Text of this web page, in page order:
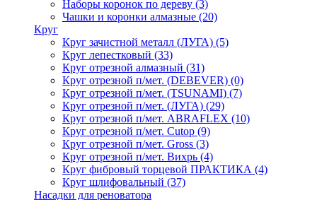
Наборы коронок по дереву (3)
Чашки и коронки алмазные (20)
Круг
Круг зачистной металл (ЛУГА) (5)
Круг лепестковый (33)
Круг отрезной алмазный (31)
Круг отрезной п/мет. (DEBEVER) (0)
Круг отрезной п/мет. (TSUNAMI) (7)
Круг отрезной п/мет. (ЛУГА) (29)
Круг отрезной п/мет. ABRAFLEX (10)
Круг отрезной п/мет. Cutop (9)
Круг отрезной п/мет. Gross (3)
Круг отрезной п/мет. Вихрь (4)
Круг фибровый торцевой ПРАКТИКА (4)
Круг шлифовальный (37)
Насадки для реноватора